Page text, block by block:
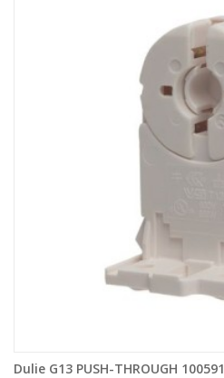
Dulie G13 PUSH-THROUGH 100591